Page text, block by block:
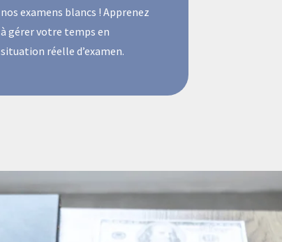
nos examens blancs ! Apprenez
à gérer votre temps en
situation réelle d’examen.